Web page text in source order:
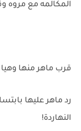
المكالمه مع مروه
قرب ماهر منها وهيا
رد ماهر عليها
النهاردة!